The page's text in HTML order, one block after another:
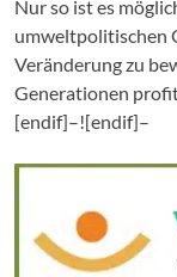
Nur so ist es
umweltpolitischen
Veränderung zu
Generationen
[endif]–![endif]–